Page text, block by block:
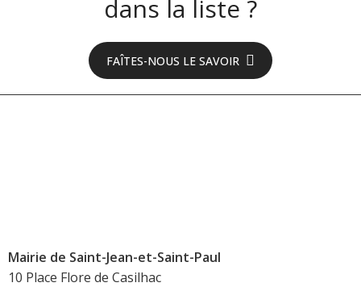
dans la liste ?
FAÎTES-NOUS LE SAVOIR
Mairie de Saint-Jean-et-Saint-Paul
10 Place Flore de Casilhac